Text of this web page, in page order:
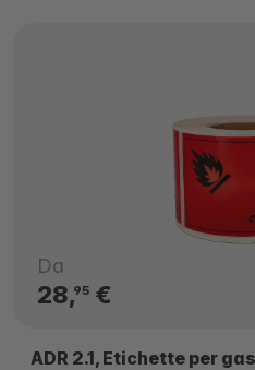
Da
28,95€
ADR 2.1, Etichette per